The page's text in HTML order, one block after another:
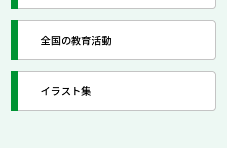
全国の教育活動
イラスト集